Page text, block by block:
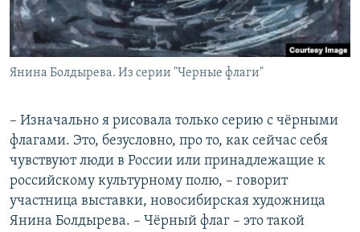
Янина Болдырева. Из серии "Черные флаги"
– Изначально я рисовала только серию с чёрными
флагами. Это, безусловно, про то, как сейчас себя
чувствуют люди в России или принадлежащие к
российскому культурному полю, – говорит
участница выставки, новосибирская художница
Янина Болдырева. – Чёрный флаг – это такой